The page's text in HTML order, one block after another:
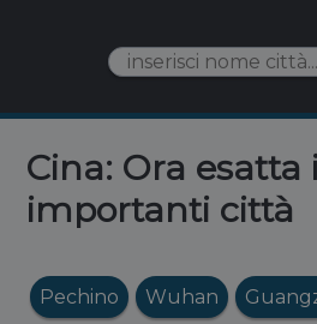
Cina: Ora esatta
importanti città
Pechino Wuhan